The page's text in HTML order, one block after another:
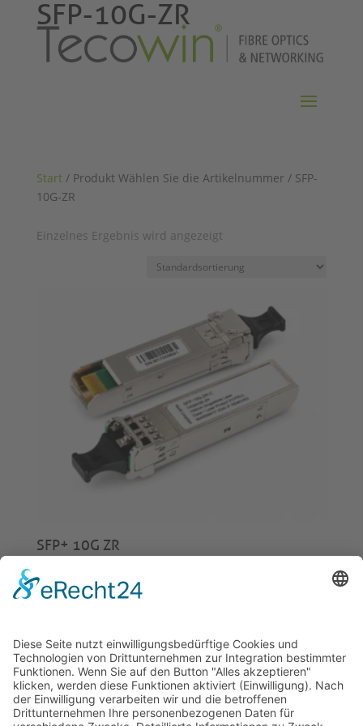
Start/ Produkt Wählen Sie die Artikelnummer / SFP-
10G-ZR
SFP-10G-ZR
Einzelnes Ergebnis wird angezeigt
SFP+ 10G ZR
€
© 2026 Tecowin GmbH |Impressum|Datenschutz
| Widerrufsrecht|AGB| Gewährleistung|RMA